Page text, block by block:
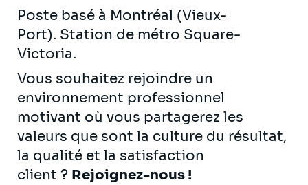
Poste basé à Montréal (Vieux-
Port). Station de métro Square-
Victoria.
Vous souhaitez rejoindre un
environnement professionnel
motivant où vous partagerez les
valeurs que sont la culture du résultat,
la qualité et la satisfaction
client ? Rejoignez-nous !